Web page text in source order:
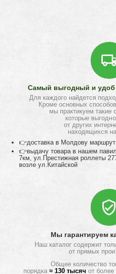
Самый выгодный и
Для каждого найдется
Кроме основных
мы практикуем такие
которые
от других
находящихся
👉доставка в Молдову
👉выдачу товара в нашем
7км, ул.Престижная роллеты
возле ул.Китайской
Мы гарантируем
Наш каталог содержит
от прямых
Общее количество
порядка≈ 130 тысяч от